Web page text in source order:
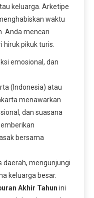
keluarga. Arketipe
waktu
Anda mencari
hiruk pikuk turis.
emosional, dan
(Indonesia) atau
menawarkan
dan suasana
bersama
daerah, mengunjungi
keluarga besar.
Akhir Tahun ini